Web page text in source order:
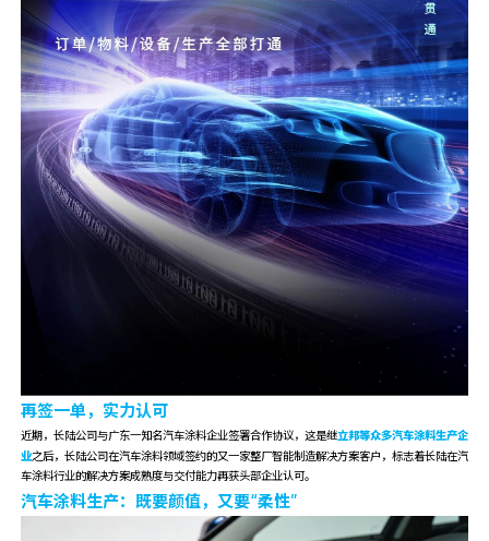
再签一单，实力认可
近期，长陆公司与广东一知名汽车涂料企业签署合作协议，这是继立邦等众多汽车涂料生产企
业之后，长陆公司在汽车涂料领域签约的又一家整厂智能制造解决方案客户，标志着长陆在汽
车涂料行业的解决方案成熟度与交付能力再获头部企业认可。
汽车涂料生产：既要颜值，又要“柔性”